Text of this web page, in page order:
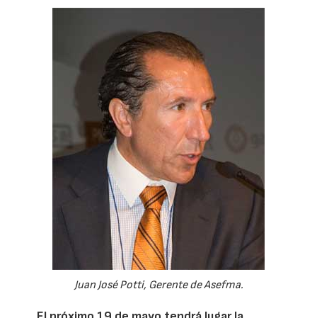
Juan José Potti, Gerente de Asefma.